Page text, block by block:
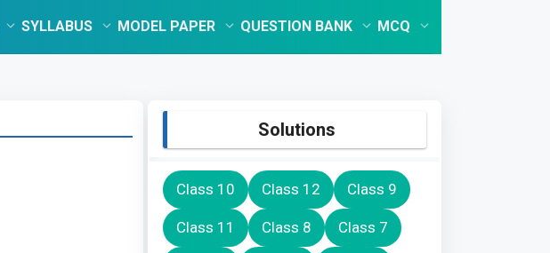
SYLLABUS MODEL PAPER QUESTION BANK MCQ
Solutions
Class 10 Class 12 Class 9
Class 11 Class 8 Class 7